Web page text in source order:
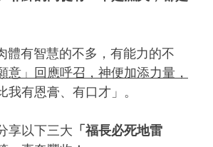
體有智慧的不多，有能力的不
意」回應呼召，神便加添力量，
有恩膏、有口才」。
享以下三大 「福長必死地雷